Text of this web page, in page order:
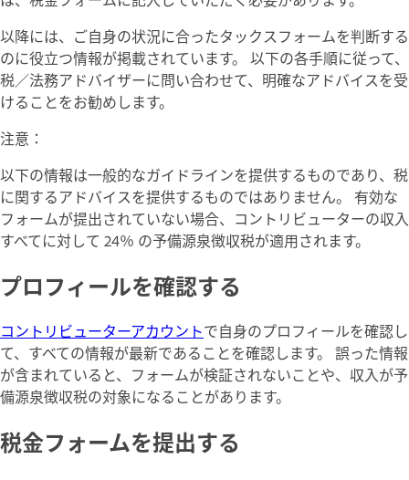
以降には、ご自身の状況に合ったタックスフォームを判断する
のに役立つ情報が掲載されています。 以下の各手順に従って、
税／法務アドバイザーに問い合わせて、明確なアドバイスを受
けることをお勧めします。
注意：
以下の情報は一般的なガイドラインを提供するものであり、税
に関するアドバイスを提供するものではありません。 有効な
フォームが提出されていない場合、コントリビューターの収入
すべてに対して 24％ の予備源泉徴収税が適用されます。
プロフィールを確認する
コントリビューターアカウントで自身のプロフィールを確認し
て、すべての情報が最新であることを確認します。 誤った情報
が含まれていると、フォームが検証されないことや、収入が予
備源泉徴収税の対象になることがあります。
税金フォームを提出する